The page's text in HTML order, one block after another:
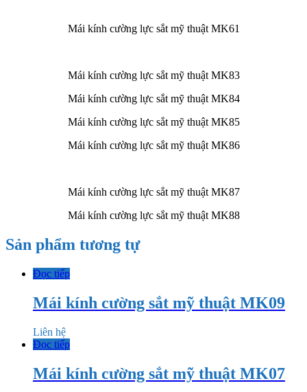
Mái kính cường lực sắt mỹ thuật MK61
Mái kính cường lực sắt mỹ thuật MK83
Mái kính cường lực sắt mỹ thuật MK84
Mái kính cường lực sắt mỹ thuật MK85
Mái kính cường lực sắt mỹ thuật MK86
Mái kính cường lực sắt mỹ thuật MK87
Mái kính cường lực sắt mỹ thuật MK88
Sản phẩm tương tự
Đọc tiếp
Mái kính cường sắt mỹ thuật MK09
Liên hệ
Đọc tiếp
Mái kính cường sắt mỹ thuật MK07